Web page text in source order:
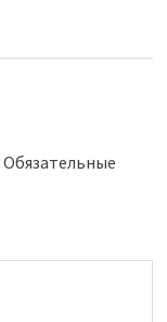
Обязательные